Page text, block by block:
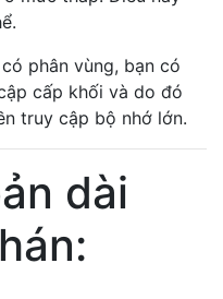
phân vùng, bạn có
cấp khối và do đó
truy cập bộ nhớ lớn.
dài